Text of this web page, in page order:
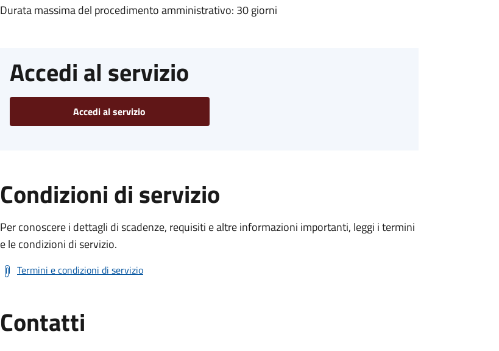
Durata massima del procedimento amministrativo: 30 giorni
Accedi al servizio
Accedi al servizio
Condizioni di servizio
Per conoscere i dettagli di scadenze, requisiti e altre informazioni importanti, leggi i termini
e le condizioni di servizio.
Termini e condizioni di servizio
Contatti